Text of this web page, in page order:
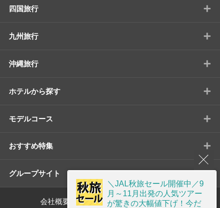
四国旅行 +
九州旅行 +
沖縄旅行 +
ホテルから探す +
モデルコース +
おすすめ特集 +
グループサイト +
会社概要 標識・約款
＼JAL秋旅セール開催中／9
月～11月出発の人気ツアー
が驚きの大幅値下げ！今だ